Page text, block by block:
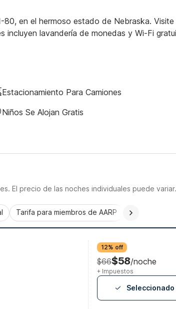
en el hermoso estado de Nebraska. Visite
incluyen lavandería de monedas y Wi-Fi
Estacionamiento Para Camiones
Niños Se Alojan Gratis
El precio de las noches individuales puede variar.
Tarifa para miembros de AARP
12% off
$66$58/noche
+ Impuestos
Seleccionado